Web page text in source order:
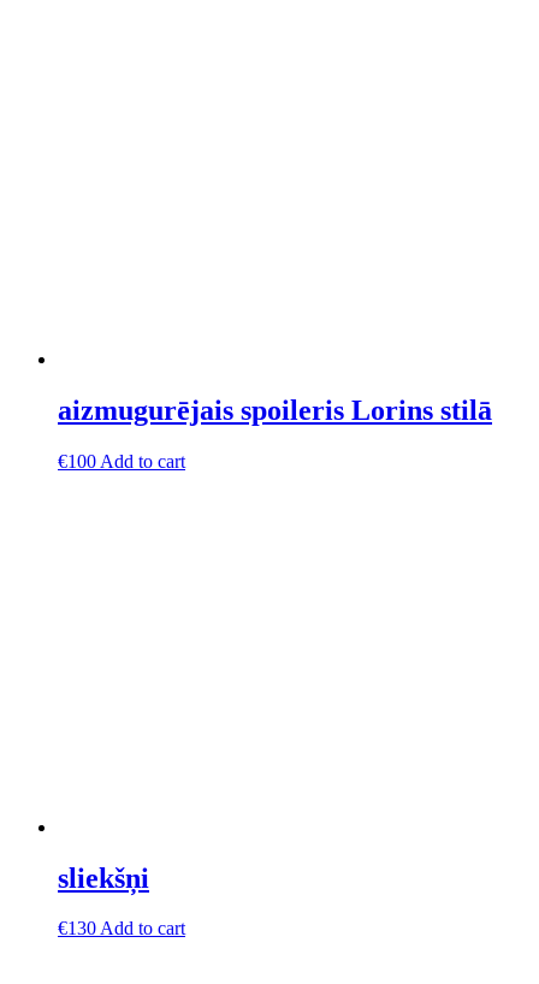
aizmugurējais spoileris Lorins stilā
€100 Add to cart
sliekšņi
€130Add to cart